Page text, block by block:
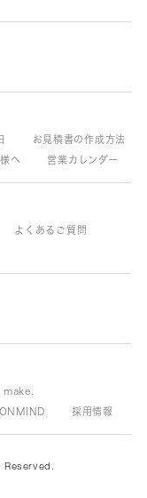
お見積書の作成方法
へ 営業カレンダー
よくあるご質問
採用情報
Reserved.